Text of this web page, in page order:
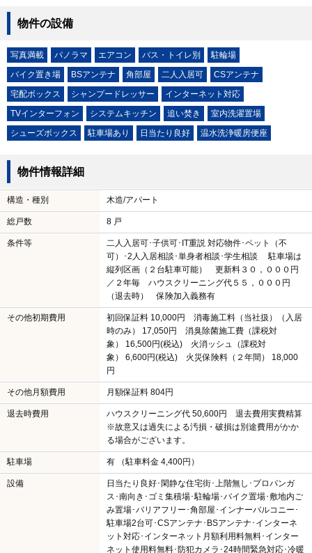
物件の設備
写真満載 パノラマ エアコン バス・トイレ別
駐輪場
バイク置き場
BSアンテナ 角部屋 二人入居可
CSアンテナ
宅配ボックス
シャンプードレッサー
インターネット対応
TVインターフォン
システムキッチン 追い焚き
室内洗濯置場
シューズボックス
駐車場あり 日当たり良好 温水洗浄暖房便座
物件情報詳細
構造・種別 木造/アパート
総戸数 8 戸
条件等
二人入居可･子供可･IT重説 対応物件･ペット（不
可）･2人入居相談･単身者相談･学生相談 駐車場は
縦列区画（２台駐車可能） 更新料３０，０００円
／２年毎 ハウスクリーニング代５５，０００円
（退去時） 保険加入義務有
その他初期費用
初回保証料 10,000円 消毒施工料（当社扱）（入居
時のみ） 17,050円 消臭除菌施工費（課税対
象） 16,500円(税込) 火消ッシュ（課税対
象） 6,600円(税込) 火災保険料（２年間） 18,000
円
その他月額費用 月額保証料 804円
退去時費用
ハウスクリーニング代 50,600円 退去費用実費精算
※故意又は過失による汚損・破損は別途費用がかか
る場合がございます。
駐車場 有 （駐車料金 4,400円）
設備
日当たり良好･閑静な住宅街･上階無し･プロパンガ
ス･南向き･ゴミ集積場･駐輪場･バイク置場･敷地内ご
み置場･バリアフリー･角部屋･インナーバルコニー･
駐車場2台可･CSアンテナ･BSアンテナ･インターネ
ット対応･インターネット月額利用料無料･インター
ネット使用料無料･防犯カメラ･24時間緊急対応･冷暖